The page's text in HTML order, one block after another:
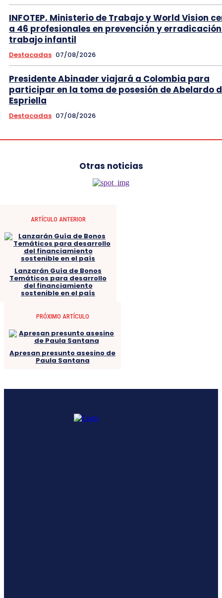
INFOTEP, Ministerio de Trabajo y World Vision
a 46 profesionales en prevención y
trabajo infantil
Destacadas 07/08/2026
Presidente Abinader viajará a Colombia para
participar en la toma de posesión de Abelardo
Espriella
Destacadas 07/08/2026
Otras noticias
ARTÍCULO ANTERIOR
Lanzarán Guía de Bonos
Temáticos para desarrollo
del financiamiento
sostenible en el país
PRÓXIMO ARTÍCULO
Apresan presunto asesino de
Paula Santana